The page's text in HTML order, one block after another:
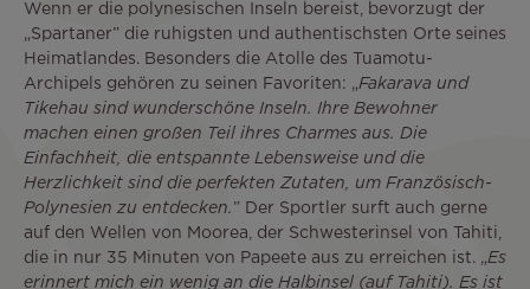
Wenn er die polynesischen Inseln bereist, bevorzugt der
„Spartaner” die ruhigsten und authentischsten Orte seines
Heimatlandes. Besonders die Atolle des Tuamotu-
Archipels gehören zu seinen Favoriten: „Fakarava und
Tikehau sind wunderschöne Inseln. Ihre Bewohner
machen einen großen Teil ihres Charmes aus. Die
Einfachheit, die entspannte Lebensweise und die
Herzlichkeit sind die perfekten Zutaten, um Französisch-
Polynesien zu entdecken. ” Der Sportler surft auch gerne
auf den Wellen von Moorea, der Schwesterinsel von Tahiti,
die in nur 35 Minuten von Papeete aus zu erreichen ist. „Es
erinnert mich ein wenig an die Halbinsel (auf Tahiti). Es ist